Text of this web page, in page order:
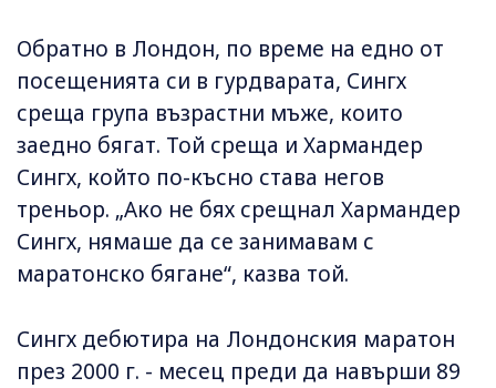
Обратно в Лондон, по време на едно от
посещенията си в гурдварата, Сингх
среща група възрастни мъже, които
заедно бягат. Той среща и Хармандер
Сингх, който по-късно става негов
треньор. „Ако не бях срещнал Хармандер
Сингх, нямаше да се занимавам с
маратонско бягане“, казва той.
Сингх дебютира на Лондонския маратон
през 2000 г. - месец преди да навърши 89